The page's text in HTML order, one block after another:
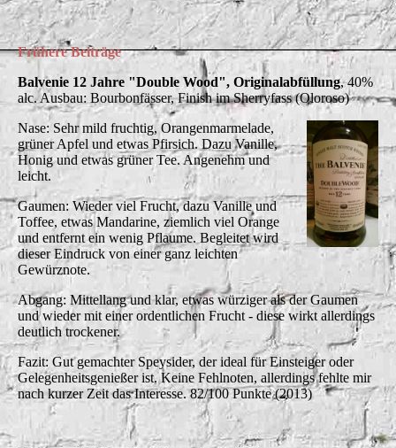
Frühere Beiträge
Balvenie 12 Jahre "Double Wood", Originalabfüllung, 40%
alc. Ausbau: Bourbonfässer, Finish im Sherryfass (Oloroso)
Nase: Sehr mild fruchtig, Orangenmarmelade,
grüner Apfel und etwas Pfirsich. Dazu Vanille,
Honig und etwas grüner Tee. Angenehm und
leicht.
Gaumen: Wieder viel Frucht, dazu Vanille und
Toffee, etwas Mandarine, ziemlich viel Orange
und entfernt ein wenig Pflaume. Begleitet wird
dieser Eindruck von einer ganz leichten
Gewürznote.
Abgang: Mittellang und klar, etwas würziger als der Gaumen
und wieder mit einer ordentlichen Frucht - diese wirkt allerdings
deutlich trockener.
Fazit: Gut gemachter Speysider, der ideal für Einsteiger oder
Gelegenheitsgenießer ist. Keine Fehlnoten, allerdings fehlte mir
nach kurzer Zeit das Interesse. 82/100 Punkte (2013)